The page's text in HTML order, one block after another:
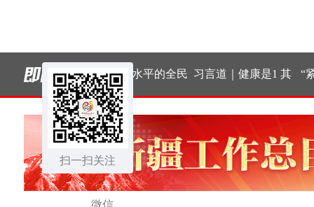
扫一扫关注
微信
键词，读
“半年答
构建更高水平的全民
健身公共服务体系
习言道｜健康是1 其
他是后面的0
“紧紧
面广、
身